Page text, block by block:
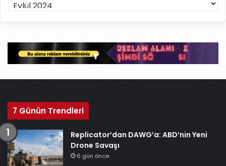
r
ş
v
7 Günün Trendleri
Replicator’dan DAWG’a: ABD’nin Yeni
Drone Savaşı
6 gün önce